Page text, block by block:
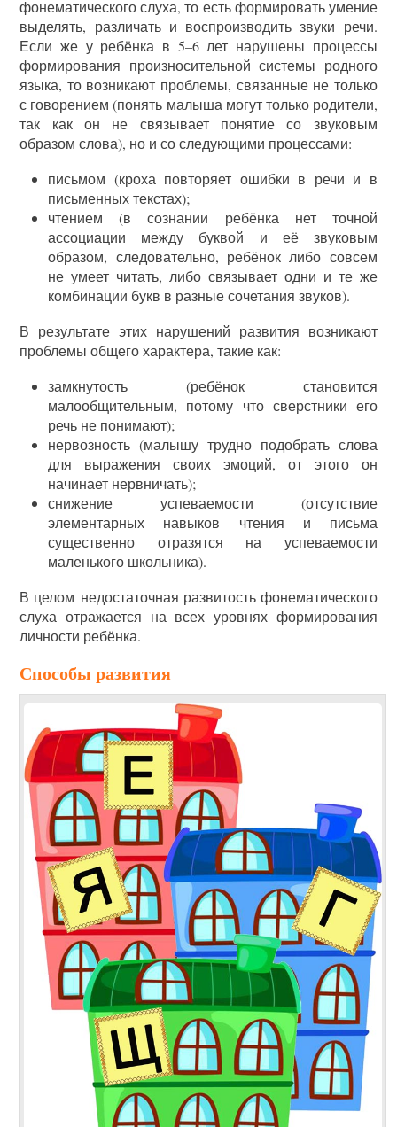
фонематического слуха, то есть формировать умение
выделять, различать и воспроизводить звуки речи.
Если же у ребёнка в 5–6 лет нарушены процессы
формирования произносительной системы родного
языка, то возникают проблемы, связанные не только
с говорением (понять малыша могут только родители,
так как он не связывает понятие со звуковым
образом слова), но и со следующими процессами:
письмом (кроха повторяет ошибки в речи и в
письменных текстах);
чтением (в сознании ребёнка нет точной
ассоциации между буквой и её звуковым
образом, следовательно, ребёнок либо совсем
не умеет читать, либо связывает одни и те же
комбинации букв в разные сочетания звуков).
В результате этих нарушений развития возникают
проблемы общего характера, такие как:
замкнутость (ребёнок становится
малообщительным, потому что сверстники его
речь не понимают);
нервозность (малышу трудно подобрать слова
для выражения своих эмоций, от этого он
начинает нервничать);
снижение успеваемости (отсутствие
элементарных навыков чтения и письма
существенно отразятся на успеваемости
маленького школьника).
В целом недостаточная развитость фонематического
слуха отражается на всех уровнях формирования
личности ребёнка.
Способы развития